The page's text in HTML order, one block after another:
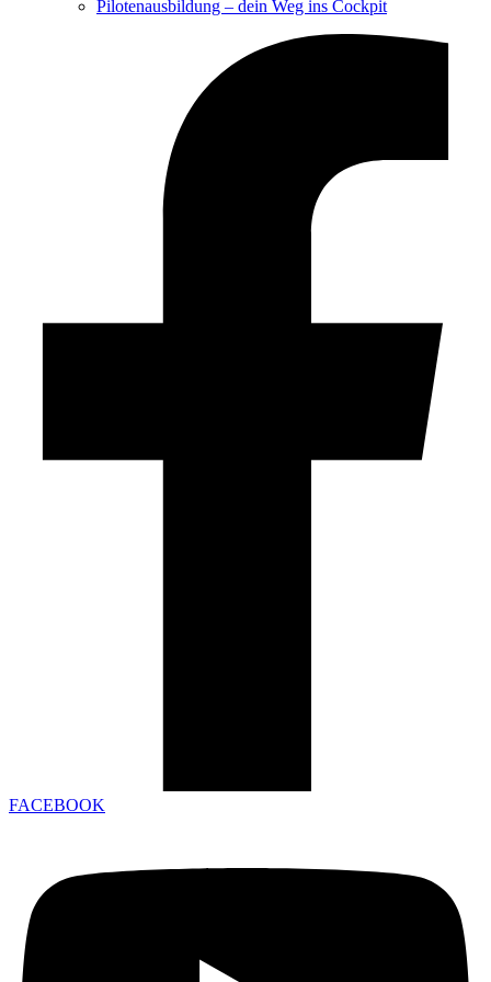
Pilotenausbildung – dein Weg ins Cockpit
FACEBOOK